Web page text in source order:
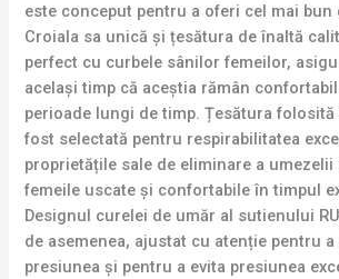
este conceput pentru a oferi cel mai
Croiala sa unică și țesătura de înaltă
perfect cu curbele sânilor femeilor,
același timp că aceștia rămân
perioade lungi de timp. Țesătura
fost selectată pentru respirabilitatea
proprietățile sale de eliminare a
femeile uscate și confortabile în timpul
Designul curelei de umăr al sutienului
de asemenea, ajustat cu atenție pentru
presiunea și pentru a evita presiunea